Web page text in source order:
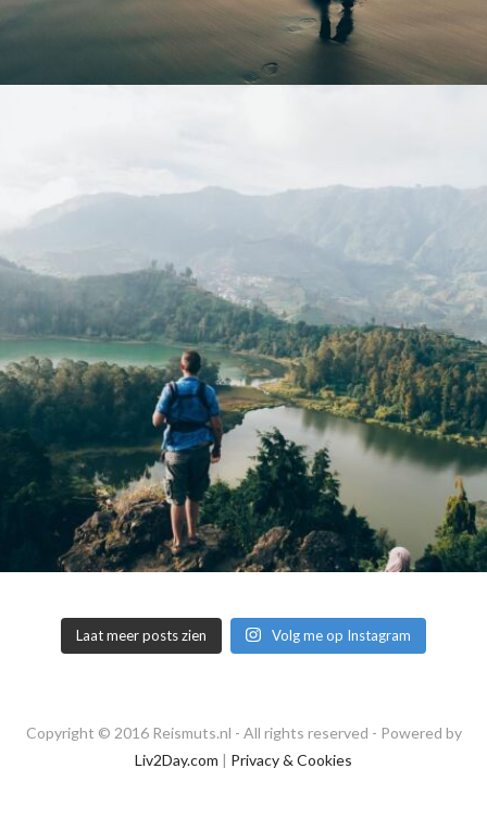
Laat meer posts zien Volg me op Instagram
Copyright © 2016 Reismuts.nl - All rights reserved - Powered by
Liv2Day.com | Privacy & Cookies